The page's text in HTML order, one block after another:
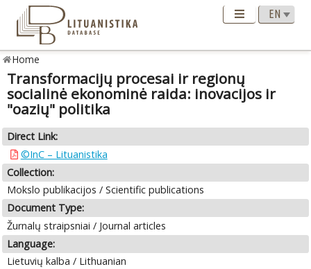
Home
Transformacijų procesai ir regionų
socialinė ekonominė raida: inovacijos ir
"oazių" politika
Direct Link:
©InC – Lituanistika
Collection:
Mokslo publikacijos / Scientific publications
Document Type:
Žurnalų straipsniai / Journal articles
Language:
Lietuvių kalba / Lithuanian